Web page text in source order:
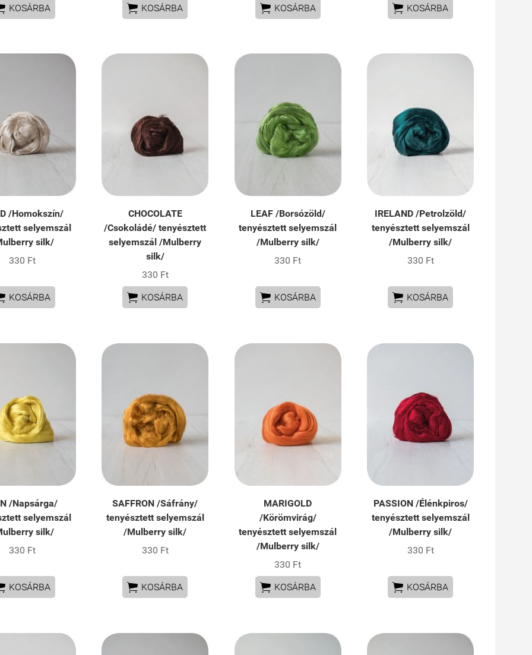
KOSÁRBA  KOSÁRBA  KOSÁRBA  KOSÁRBA
/Homokszín/
selyemszál
silk/
330 Ft
KOSÁRBA
CHOCOLATE
/Csokoládé/ tenyésztett
selyemszál /Mulberry
silk/
330 Ft
 KOSÁRBA
LEAF /Borsózöld/
tenyésztett selyemszál
/Mulberry silk/
330 Ft
 KOSÁRBA
IRELAND /Petrolzöld/
tenyésztett selyemszál
/Mulberry silk/
330 Ft
 KOSÁRBA
/Napsárga/
selyemszál
silk/
330 Ft
KOSÁRBA
SAFFRON /Sáfrány/
tenyésztett selyemszál
/Mulberry silk/
330 Ft
 KOSÁRBA
MARIGOLD
/Körömvirág/
tenyésztett selyemszál
/Mulberry silk/
330 Ft
 KOSÁRBA
PASSION /Élénkpiros/
tenyésztett selyemszál
/Mulberry silk/
330 Ft
 KOSÁRBA